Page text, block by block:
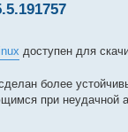
доступен для
более
при неудачной